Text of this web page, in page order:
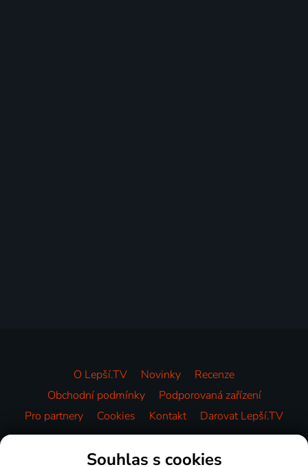
O Lepší.TV Novinky
Recenze
Obchodní podmínky
Podporovaná zařízení
Pro partnery
Cookies Kontakt Darovat Lepší.TV
Videotéka
Souhlas s cookies